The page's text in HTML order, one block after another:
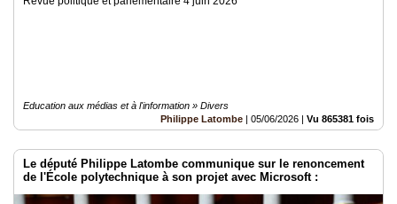
Education aux médias et à l'information » Divers
Philippe Latombe | 05/06/2026 | Vu 865381 fois
Le député Philippe Latombe communique sur le renoncement
de l'École polytechnique à son projet avec Microsoft :